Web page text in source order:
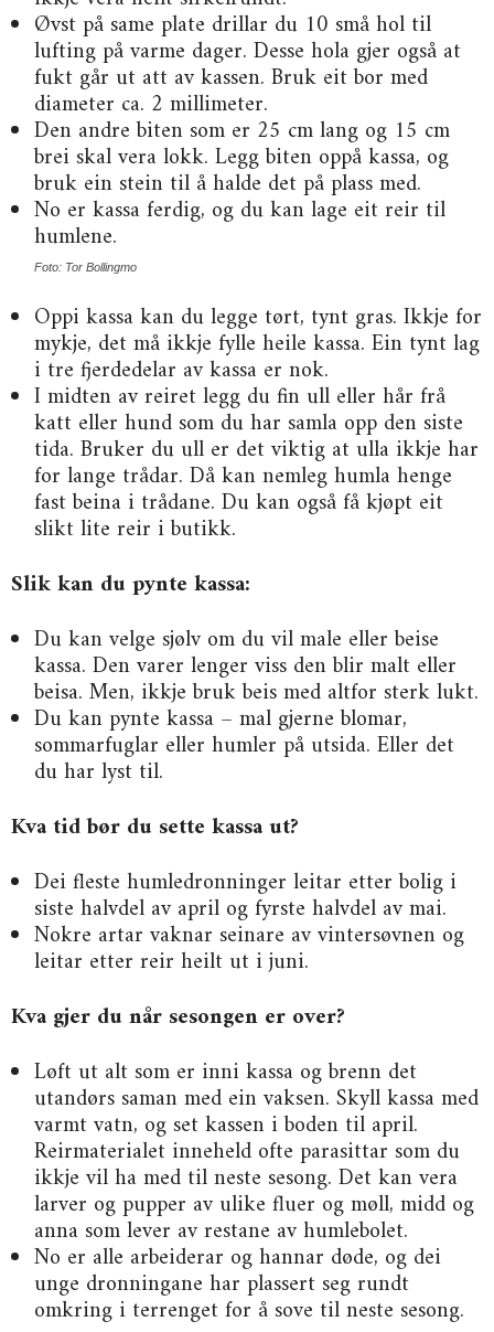
Øvst på same plate drillar du 10 små hol til
lufting på varme dager. Desse hola gjer også at
fukt går ut att av kassen. Bruk eit bor med
diameter ca. 2 millimeter.
Den andre biten som er 25 cm lang og 15 cm
brei skal vera lokk. Legg biten oppå kassa, og
bruk ein stein til å halde det på plass med.
No er kassa ferdig, og du kan lage eit reir til
humlene.
Foto: Tor Bollingmo
Oppi kassa kan du legge tørt, tynt gras. Ikkje for
mykje, det må ikkje fylle heile kassa. Ein tynt lag
i tre fjerdedelar av kassa er nok.
I midten av reiret legg du fin ull eller hår frå
katt eller hund som du har samla opp den siste
tida. Bruker du ull er det viktig at ulla ikkje har
for lange trådar. Då kan nemleg humla henge
fast beina i trådane. Du kan også få kjøpt eit
slikt lite reir i butikk.
Slik kan du pynte kassa:
Du kan velge sjølv om du vil male eller beise
kassa. Den varer lenger viss den blir malt eller
beisa. Men, ikkje bruk beis med altfor sterk lukt.
Du kan pynte kassa – mal gjerne blomar,
sommarfuglar eller humler på utsida. Eller det
du har lyst til.
Kva tid bør du sette kassa ut?
Dei fleste humledronninger leitar etter bolig i
siste halvdel av april og fyrste halvdel av mai.
Nokre artar vaknar seinare av vintersøvnen og
leitar etter reir heilt ut i juni.
Kva gjer du når sesongen er over?
Løft ut alt som er inni kassa og brenn det
utandørs saman med ein vaksen. Skyll kassa med
varmt vatn, og set kassen i boden til april.
Reirmaterialet inneheld ofte parasittar som du
ikkje vil ha med til neste sesong. Det kan vera
larver og pupper av ulike fluer og møll, midd og
anna som lever av restane av humlebolet.
No er alle arbeiderar og hannar døde, og dei
unge dronningane har plassert seg rundt
omkring i terrenget for å sove til neste sesong.